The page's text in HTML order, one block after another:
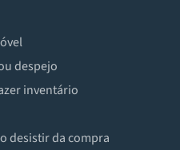
despejo
inventário
desistir da compra